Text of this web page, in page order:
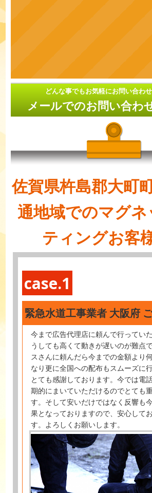
どんな事でもお気軽にお問い合わせ
メールでのお問い合わ
佐賀県杵島郡大町
通地域でのマグ
ティングお客
case.1
緊急水道工事業者 大阪府
今まで広告代理店に頼んで行ってい
うしても高くて動きが遅いのが難点
スさんに頼んだら今までの金額より
なり更に全国への配布もスムーズに
とても感謝しております。今では電
期的にまいていただけるのでとても
す。そして安いだけではなく反響も
果となっておりますので、安心して
す。よろしくお願いします。